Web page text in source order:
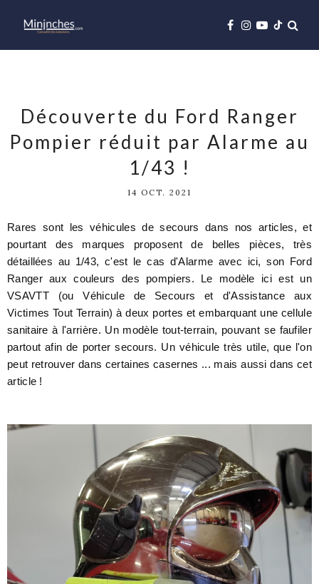
Découverte du Ford Ranger
Pompier réduit par Alarme au
1/43 !
14 OCT. 2021
Rares sont les véhicules de secours dans nos articles, et
pourtant des marques proposent de belles pièces, très
détaillées au 1/43, c'est le cas d'Alarme avec ici, son Ford
Ranger aux couleurs des pompiers. Le modèle ici est un
VSAVTT (ou Véhicule de Secours et d'Assistance aux
Victimes Tout Terrain) à deux portes et embarquant une cellule
sanitaire à l'arrière. Un modèle tout-terrain, pouvant se faufiler
partout afin de porter secours. Un véhicule très utile, que l'on
peut retrouver dans certaines casernes ... mais aussi dans cet
article !